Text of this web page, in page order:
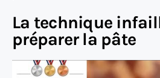
La technique
préparer la pâte